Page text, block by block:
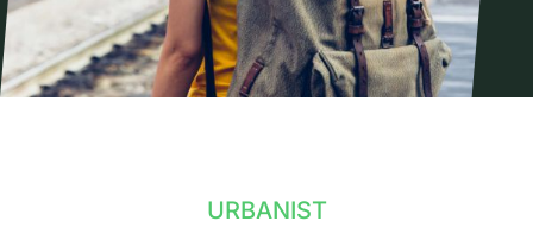
URBANIST